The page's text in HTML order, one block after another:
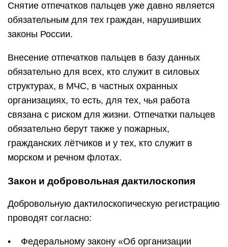
Снятие отпечатков пальцев уже давно является
обязательным для тех граждан, нарушивших
законы России.
Внесение отпечатков пальцев в базу данных
обязательно для всех, кто служит в силовых
структурах, в МЧС, в частных охранных
организациях, то есть, для тех, чья работа
связана с риском для жизни. Отпечатки пальцев
обязательно берут также у пожарных,
гражданских лётчиков и у тех, кто служит в
морском и речном флотах.
Закон и добровольная дактилоскопия
Добровольную дактилоскопическую регистрацию
проводят согласно:
• Федеральному закону «Об организации